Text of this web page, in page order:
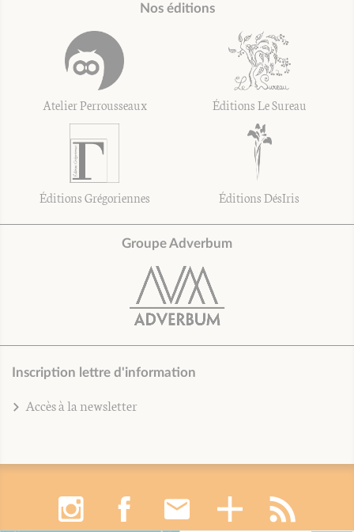
Nos éditions
Atelier Perrousseaux Éditions Le Sureau
Éditions Grégoriennes Éditions DésIris
Groupe Adverbum
Inscription lettre d'information
Accès à la newsletter